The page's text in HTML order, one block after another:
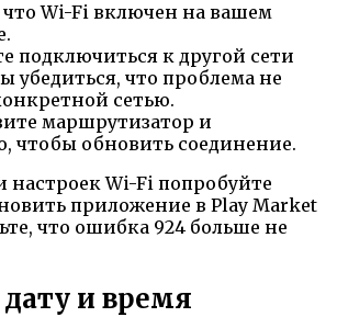
что Wi-Fi включен на вашем
подключиться к другой сети
убедиться, что проблема не
сетью.
маршрутизатор и
чтобы обновить соединение.
настроек Wi-Fi попробуйте
приложение в Play Market
что ошибка 924 больше не
и время